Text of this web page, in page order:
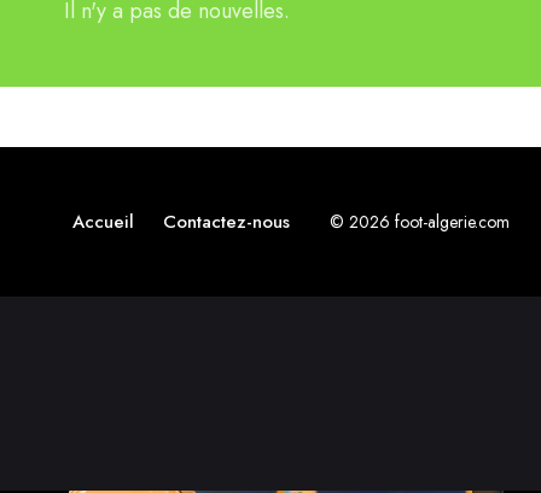
Il n'y a pas de nouvelles.
Accueil Contactez-nous © 2026 foot-algerie.com